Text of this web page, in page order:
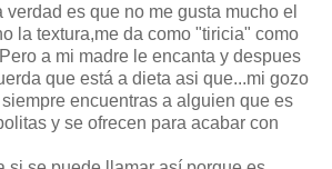
es que no me gusta mucho el
la textura,me da como "tiricia" como
a mi madre le encanta y despues
que está a dieta asi que...mi gozo
encuentras a alguien que es
y se ofrecen para acabar con